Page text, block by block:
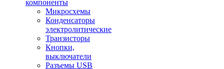
компоненты
Микросхемы
Конденсаторы
электролитические
Транзисторы
Кнопки,
выключатели
Разъемы USB